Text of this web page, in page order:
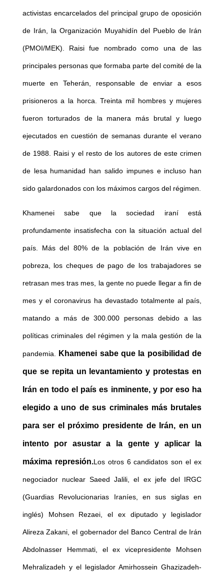
activistas encarcelados del principal grupo de oposición
de Irán, la Organización Muyahidín del Pueblo de Irán
(PMOI/MEK). Raisi fue nombrado como una de las
principales personas que formaba parte del comité de la
muerte en Teherán, responsable de enviar a esos
prisioneros a la horca. Treinta mil hombres y mujeres
fueron torturados de la manera más brutal y luego
ejecutados en cuestión de semanas durante el verano
de 1988. Raisi y el resto de los autores de este crimen
de lesa humanidad han salido impunes e incluso han
sido galardonados con los máximos cargos del régimen.
Khamenei sabe que la sociedad iraní está
profundamente insatisfecha con la situación actual del
país. Más del 80% de la población de Irán vive en
pobreza, los cheques de pago de los trabajadores se
retrasan mes tras mes, la gente no puede llegar a fin de
mes y el coronavirus ha devastado totalmente al país,
matando a más de 300.000 personas debido a las
políticas criminales del régimen y la mala gestión de la
pandemia. Khamenei sabe que la posibilidad de
que se repita un levantamiento y protestas en
Irán en todo el país es inminente, y por eso ha
elegido a uno de sus criminales más brutales
para ser el próximo presidente de Irán, en un
intento por asustar a la gente y aplicar la
máxima represión.Los otros 6 candidatos son el ex
negociador nuclear Saeed Jalili, el ex jefe del IRGC
(Guardias Revolucionarias Iraníes, en sus siglas en
inglés) Mohsen Rezaei, el ex diputado y legislador
Alireza Zakani, el gobernador del Banco Central de Irán
Abdolnasser Hemmati, el ex vicepresidente Mohsen
Mehralizadeh y el legislador Amirhossein Ghazizadeh-